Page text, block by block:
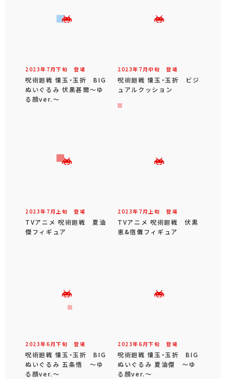
2023年 7 月下旬 登場
呪術廻戦 懐玉・玉折 BIG
ぬいぐるみ 伏黒甚爾～ゆ
る顔ver.～
2023年 7 月中旬 登場
呪術廻戦 懐玉・玉折 ビジ
ュアルクッション
2023年 7 月 上旬 登場
TVアニメ 呪術廻戦 夏油
傑フィギュア
2023年 7 月 上旬 登場
TVアニメ 呪術廻戦 伏黒
恵&宿儺フィギュア
2023年6 月下旬 登場
呪術廻戦 懐玉・玉折 BIG
ぬいぐるみ 五条悟 ～ゆ
る顔ver.～
2023年6 月下旬 登場
呪術廻戦 懐玉・玉折 BIG
ぬいぐるみ 夏油傑 ～ゆ
る顔ver.～